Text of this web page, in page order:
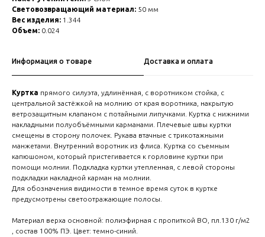
Световозвращающий материал: 50 мм
Вес изделия: 1.344
Объем: 0.024
Информация о товаре Доставка и оплата
Куртка прямого силуэта, удлинённая, с воротником стойка, с
центральной застёжкой на молнию от края воротника, накрытую
ветрозащитным клапаном с потайными липучками. Куртка с нижними
накладными полуобъёмными карманами. Плечевые швы куртки
смещены в сторону полочек. Рукава втачные с трикотажными
манжетами. Внутренний воротник из флиса. Куртка со съемным
капюшоном, который пристегивается к горловине куртки при
помощи молнии. Подкладка куртки утепленная, с левой стороны
подкладки накладной карман на молнии.
Для обозначения видимости в темное время суток в куртке
предусмотрены светоотражающие полосы.
Материал верха основной: полиэфирная с пропиткой ВО, пл.130 г/м2
, состав 100% ПЭ. Цвет: темно-синий.